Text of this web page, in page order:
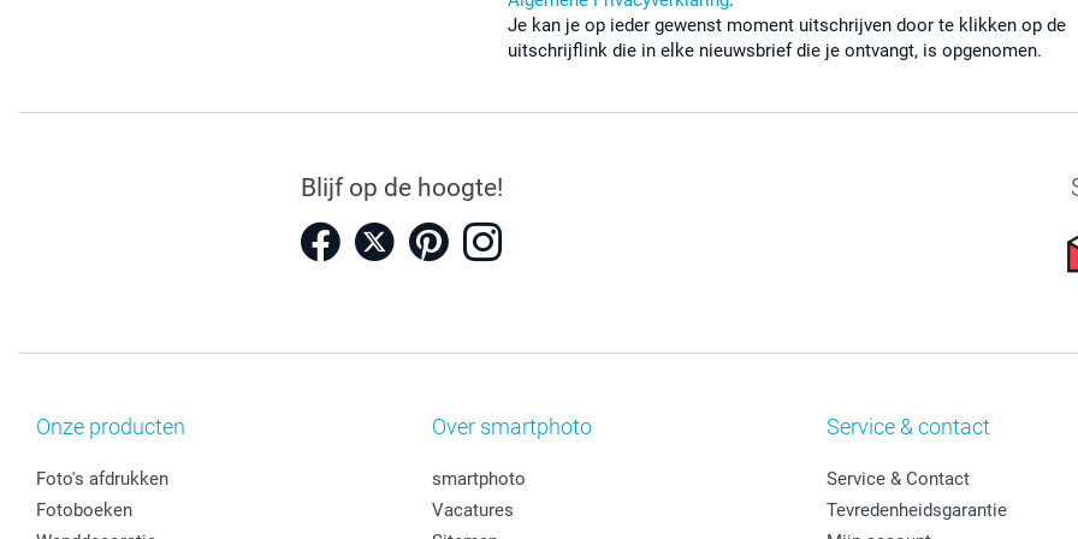
Je kan je op ieder gewenst moment uitschrijven door te klikken op de
uitschrijflink die in elke nieuwsbrief die je ontvangt, is opgenomen.
Blijf op de hoogte!
Onze producten
Foto's afdrukken
Fotoboeken
Over smartphoto
smartphoto
Vacatures
Service & contact
Service & Contact
Tevredenheidsgarantie